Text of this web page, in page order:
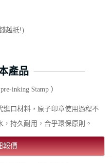
越抵!)
產品
inking Stamp ）
進口材料，原子印章使用過程不
持久耐用，合乎環保原則。
報價